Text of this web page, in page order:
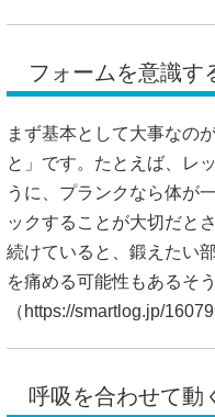
フォームを意識す
まず基本として大事なの
と」です。たとえば、レ
うに、プランクなら体が
ックすることが大切だと
続けていると、鍛えたい
を痛める可能性もあるそ
（ https://smartlog.jp/
呼吸を合わせて動